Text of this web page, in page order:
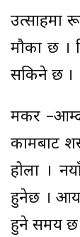
उत्साहमा
मौका छ ।
सकिने छ ।
मकर
कामबाट
होला ।
हुनेछ ।
हुने समय छ